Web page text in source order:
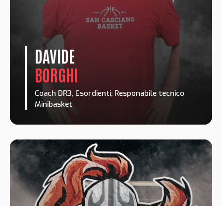
DAVIDE
BORGHI
Coach DR3, Esordienti; Responabile tecnico
Minibasket